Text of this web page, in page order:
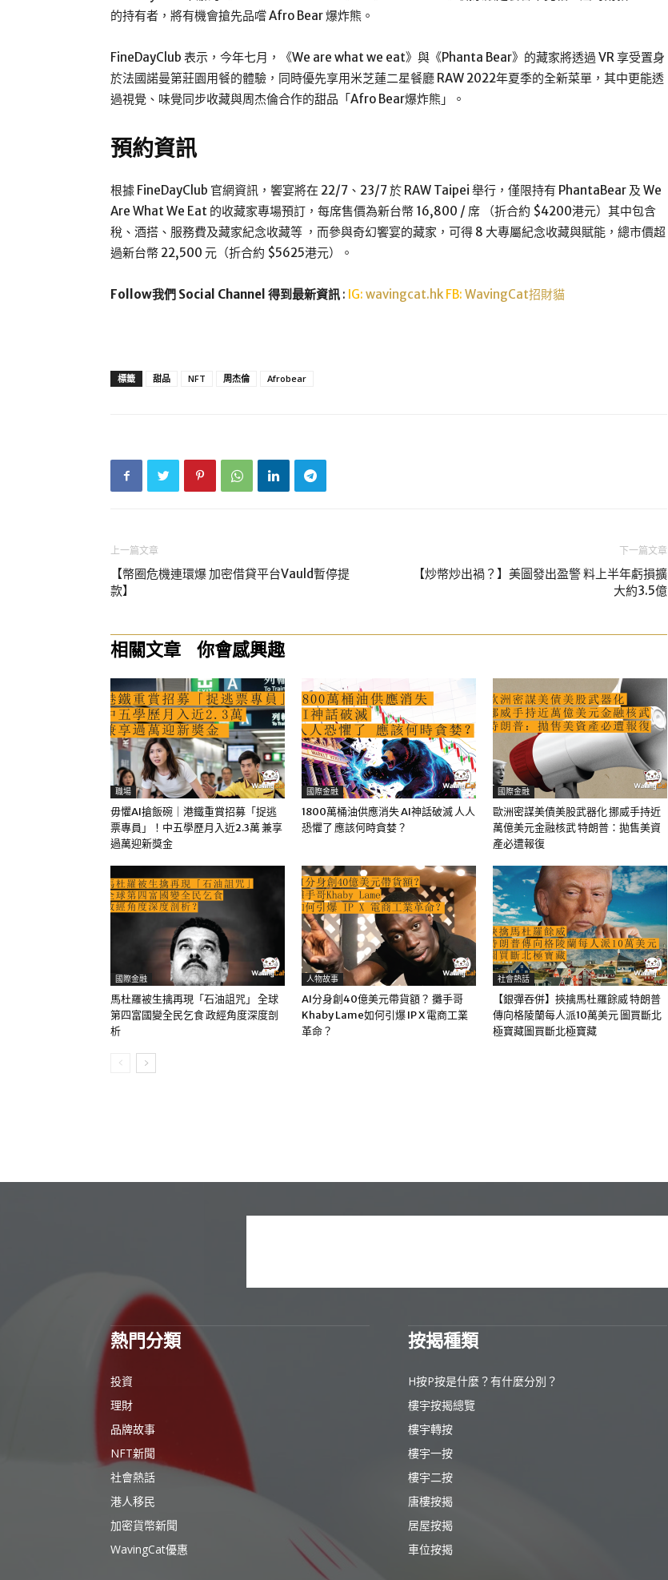
的持有者，將有機會搶先品嚐 Afro Bear 爆炸熊。
FineDayClub 表示，今年七月，《We are what we eat》與《Phanta Bear》的藏家將透過 VR 享受置身
於法國諾曼第莊園用餐的體驗，同時優先享用米芝蓮二星餐廳 RAW 2022年夏季的全新菜單，其中更能透
過視覺、味覺同步收藏與周杰倫合作的甜品「Afro Bear爆炸熊」。
預約資訊
根據 FineDayClub 官網資訊，饗宴將在 22/7、23/7 於 RAW Taipei 舉行，僅限持有 PhantaBear 及 We
Are What We Eat 的收藏家專場預訂，每席售價為新台幣 16,800 / 席 （折合約 $4200港元）其中包含
稅、酒搭、服務費及藏家紀念收藏等 ，而參與奇幻饗宴的藏家，可得 8 大專屬紀念收藏與賦能，總市價超
過新台幣 22,500 元（折合約 $5625港元）。
Follow我們 Social Channel 得到最新資訊 : IG: wavingcat.hkFB: WavingCat招財貓
標籤 甜品 NFT 周杰倫 Afrobear
上一篇文章
【幣圈危機連環爆 加密借貸平台Vauld暫停提
款】
下一篇文章
【炒幣炒出禍？】美圖發出盈警 料上半年虧損擴
大約3.5億
相關文章 你會感興趣
職場
毋懼AI搶飯碗｜港鐵重賞招募「捉逃
票專員」！中五學歷月入近2.3萬 兼享
過萬迎新獎金
國際金融
1800萬桶油供應消失 AI神話破滅 人人
恐懼了 應該何時貪婪？
國際金融
歐洲密謀美債美股武器化 挪威手持近
萬億美元金融核武 特朗普：拋售美資
產必遭報復
國際金融
馬杜羅被生擒再現「石油詛咒」 全球
第四富國變全民乞食 政經角度深度剖
析
人物故事
AI分身創40億美元帶貨額？ 攤手哥
Khaby Lame如何引爆 IP X 電商工業
革命？
社會熱話
【銀彈吞併】挾擒馬杜羅餘威 特朗普
傳向格陵蘭每人派10萬美元 圖買斷北
極寶藏圖買斷北極寶藏
熱門分類
投資
理財
品牌故事
NFT新聞
社會熱話
港人移民
加密貨幣新聞
WavingCat優惠
按揭種類
H按P按是什麼？有什麼分別？
樓宇按揭總覽
樓宇轉按
樓宇一按
樓宇二按
唐樓按揭
居屋按揭
車位按揭